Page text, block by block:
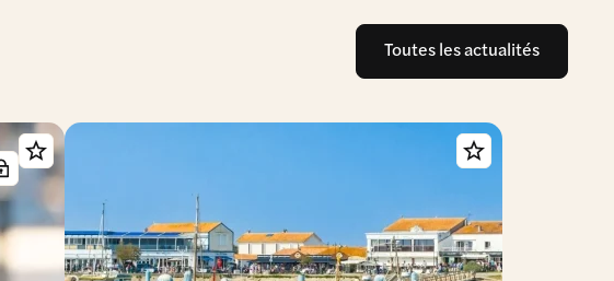
Toutes les actualités